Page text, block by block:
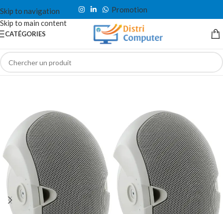
Skip to navigation
Skip to main content
Promotion
CATÉGORIES